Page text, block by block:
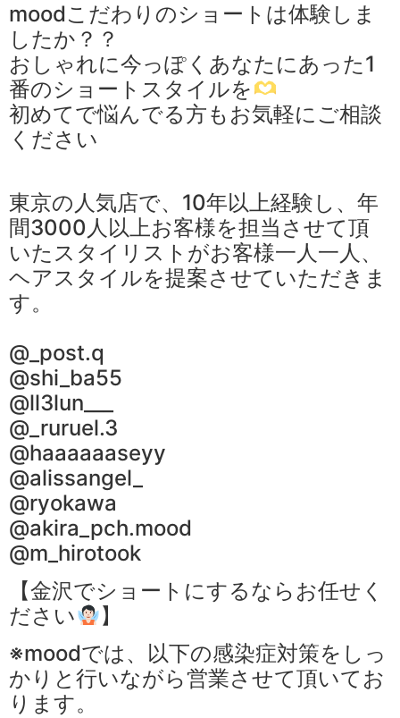
moodこだわりのショートは体験しま
したか？？
おしゃれに今っぽくあなたにあった1
番のショートスタイルを
初めてで悩んでる方もお気軽にご相談
ください️
東京の人気店で、10年以上経験し、年
間3000人以上お客様を担当させて頂
いたスタイリストがお客様一人一人、
ヘアスタイルを提案させていただきま
す。
@_post.q
@shi_ba55
@ll3lun___
@_ruruel.3
@haaaaaaseyy
@alissangel_
@ryokawa
@akira_pch.mood
@m_hirotook
【金沢でショートにするならお任せく
ださい
】
※moodでは、以下の感染症対策をしっ
かりと行いながら営業させて頂いてお
ります。